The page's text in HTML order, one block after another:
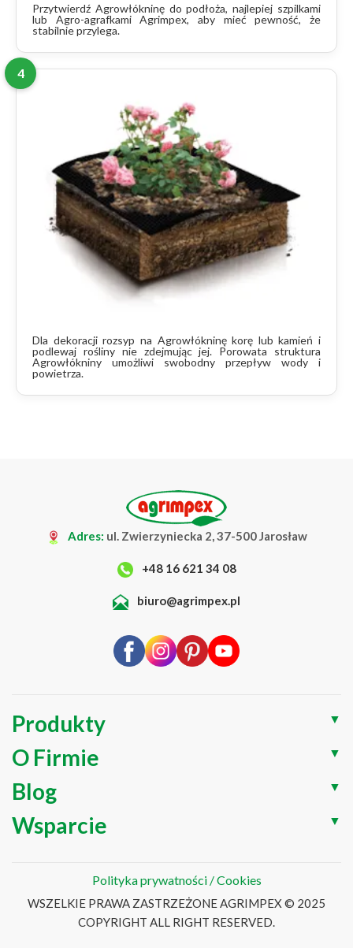
Przytwierdź Agrowłókninę do podłoża, najlepiej szpilkami
lub Agro-agrafkami Agrimpex, aby mieć pewność, że
stabilnie przylega.
4
Dla dekoracji rozsyp na Agrowłókninę korę lub kamień i
podlewaj rośliny nie zdejmując jej. Porowata struktura
Agrowłókniny umożliwi swobodny przepływ wody i
powietrza.
Adres: ul. Zwierzyniecka 2, 37-500 Jarosław
+48 16 621 34 08
biuro@agrimpex.pl
Produkty ▼
O Firmie ▼
Blog ▼
Wsparcie ▼
Polityka prywatności / Cookies
WSZELKIE PRAWA ZASTRZEŻONE AGRIMPEX © 2025
COPYRIGHT ALL RIGHT RESERVED.